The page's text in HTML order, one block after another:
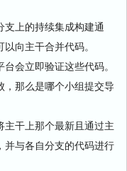
支上的持续集成构建通
向主干合并代码。
会立即验证这些代码。
，那么是哪个小组提交导
主干上那个最新且通过主
并与各自分支的代码进行